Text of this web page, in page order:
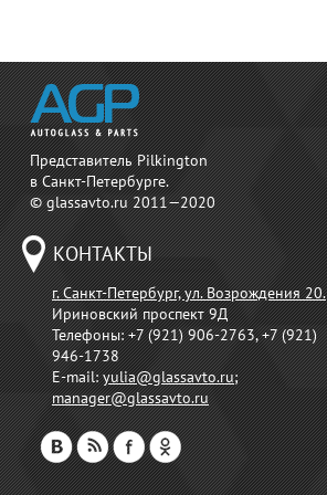
Представитель Pilkington
в Санкт-Петербурге.
© glassavto.ru 2011—2020
КОНТАКТЫ
г. Санкт-Петербург, ул. Возрождения 20.
Ириновский проспект 9Д
Телефоны:+7 (921) 906-2763, +7 (921)
946-1738
E-mail:yulia@glassavto.ru;
manager@glassavto.ru